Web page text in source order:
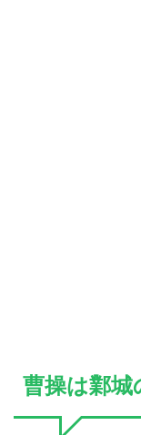
曹操は鄴城